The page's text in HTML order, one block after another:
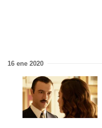
16 ene 2020